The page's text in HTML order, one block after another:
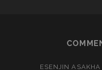
ESENJIN ASAKHA